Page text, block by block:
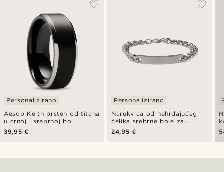
Aesop Keith prsten od titana
u crnoj i srebrnoj boji
Personalizirano
39,95 €
Narukvica od nehrđajućeg
čelika srebrne boje za
identifikaciju, 7 mm
Personalizirano
24,95 €